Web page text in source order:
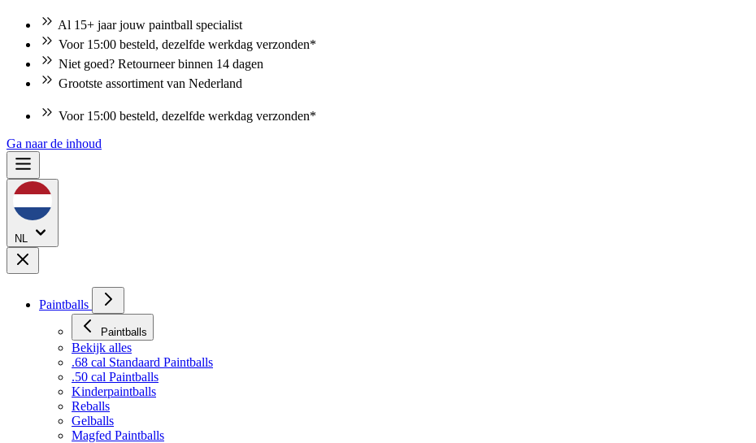
Al 15+ jaar jouw paintball specialist
Voor 15:00 besteld, dezelfde werkdag verzonden*
Niet goed? Retourneer binnen 14 dagen
Grootste assortiment van Nederland
Voor 15:00 besteld, dezelfde werkdag verzonden*
Ga naar de inhoud
NL
Paintballs
Paintballs
Bekijk alles
.68 cal Standaard Paintballs
.50 cal Paintballs
Kinderpaintballs
Reballs
Gelballs
Magfed Paintballs